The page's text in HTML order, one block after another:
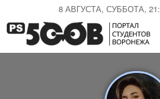
8 АВГУСТА, СУББОТА,